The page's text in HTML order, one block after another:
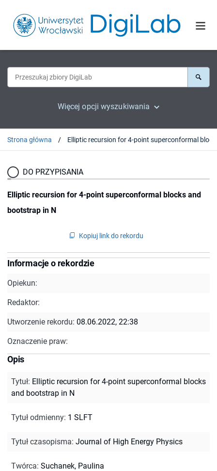
Więcej opcji wyszukiwania
Strona główna
DO PRZYPISANIA
Elliptic recursion for 4-point superconformal blocks and
bootstrap in N
Kopiuj link do rekordu
Informacje o rekordzie
Opiekun:
Redaktor:
Utworzenie rekordu: 08.06.2022, 22:38
Oznaczenie praw:
Opis
Tytuł: Elliptic recursion for 4-point superconformal blocks
and bootstrap in N
Tytuł odmienny: 1 SLFT
Tytuł czasopisma: Journal of High Energy Physics
Twórca: Suchanek, Paulina